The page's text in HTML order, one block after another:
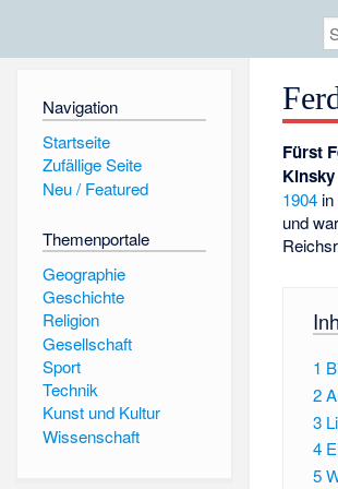
Navigation
Startseite
Zufällige Seite
Neu / Featured
Themenportale
Geographie
Geschichte
Religion
Gesellschaft
Sport
Technik
Kunst und Kultur
Wissenschaft
Fürst
1904 in
und
1
2
3
4
5